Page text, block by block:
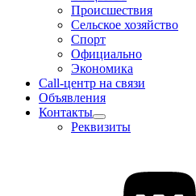
Происшествия
Сельское хозяйство
Спорт
Официально
Экономика
Call-центр на связи
Объявления
Контакты
Реквизиты